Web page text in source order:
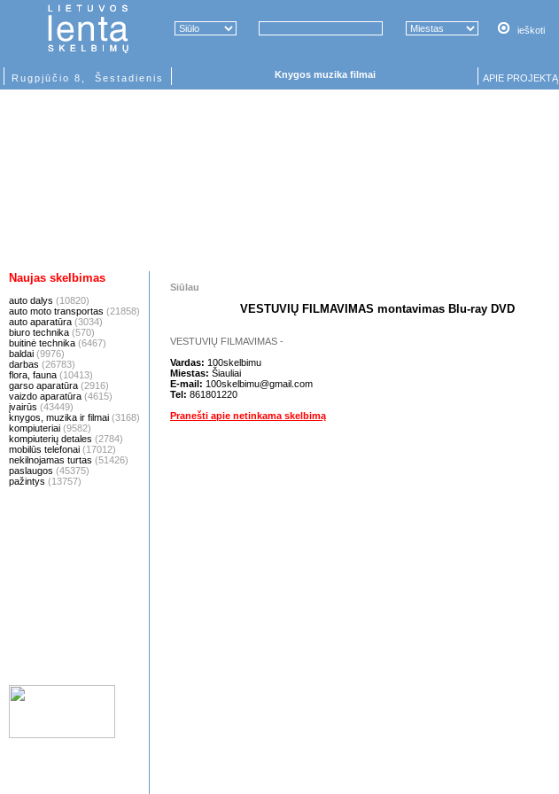
ieškoti
Rugpjūčio 8, Šestadienis Knygos muzika filmai APIE PROJEKTĄ
Naujas skelbimas
auto dalys (10820)
auto moto transportas (21858)
auto aparatūra (3034)
biuro technika (570)
buitinė technika (6467)
baldai (9976)
darbas (26783)
flora, fauna (10413)
garso aparatūra (2916)
vaizdo aparatūra (4615)
įvairūs (43449)
knygos, muzika ir filmai (3168)
kompiuteriai (9582)
kompiuterių detales (2784)
mobilūs telefonai (17012)
nekilnojamas turtas (51426)
paslaugos (45375)
pažintys (13757)
Siūlau
VESTUVIŲ FILMAVIMAS montavimas Blu-ray DVD
VESTUVIŲ FILMAVIMAS -
Vardas: 100skelbimu
Miestas: Šiauliai
E-mail: 100skelbimu@gmail.com
Tel: 861801220
Pranešti apie netinkama skelbimą